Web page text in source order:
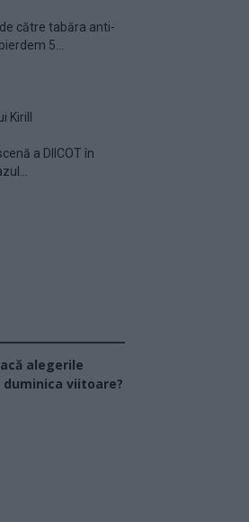
către tabăra anti-
5...
Kirill
a DIICOT în
alegerile
viitoare?